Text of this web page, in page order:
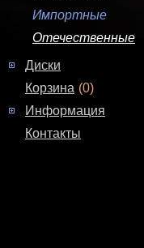
Импортные
Отечественные
Диски
Корзина (0)
Информация
Контакты